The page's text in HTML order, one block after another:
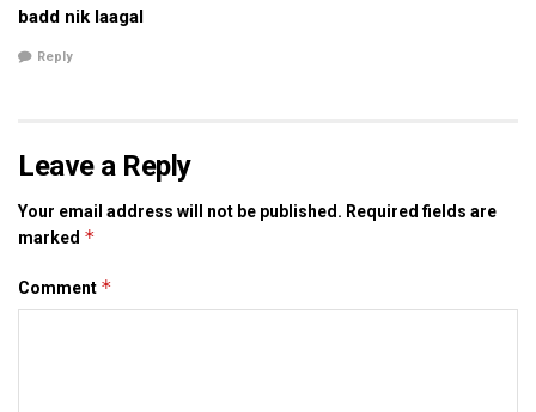
गाम, एकटा टोला सबकिछु एकटा मोहल्ला बनि कए हमर घर मे आबि गेल हुए।
badd nik laagal
Reply
Leave a Reply
Your email address will not be published. Required fields are
marked *
Comment *